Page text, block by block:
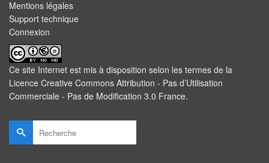
Mentions légales
Support technique
Connexion
Ce site Internet est mis à disposition selon les termes de la
Licence Creative Commons Attribution - Pas d’Utilisation
Commerciale - Pas de Modification 3.0 France.
Rechercher :